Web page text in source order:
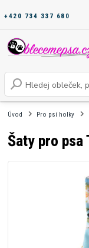
+420 734 337 680
Úvod Pro psí holky
Šaty pro psa